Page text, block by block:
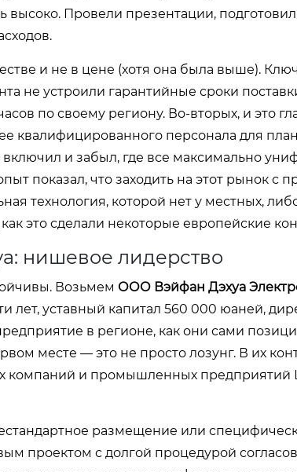
Провели презентации,
и не в цене (хотя она была выше).
не устроили гарантийные сроки
по своему региону. Во-вторых, и это
квалифицированного персонала для
и забыл, где все максимально
показал, что заходить на этот рынок с
технология, которой нет у местных,
это сделали некоторые европейские
нишевое лидерство
Возьмем ООО Вэйфан Дэхуа
лет, уставный капитал 560 000 юаней,
в регионе, как они сами
месте — это не просто лозунг. В их
компаний и промышленных предприятий
размещение или
проектом с долгой процедурой